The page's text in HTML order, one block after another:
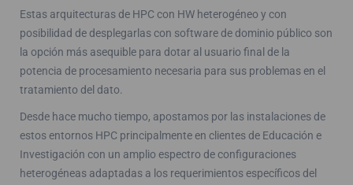
Estas arquitecturas de HPC con HW heterogéneo y con
posibilidad de desplegarlas con software de dominio público son
la opción más asequible para dotar al usuario final de la
potencia de procesamiento necesaria para sus problemas en el
tratamiento del dato.
Desde hace mucho tiempo, apostamos por las instalaciones de
estos entornos HPC principalmente en clientes de Educación e
Investigación con un amplio espectro de configuraciones
heterogéneas adaptadas a los requerimientos específicos del